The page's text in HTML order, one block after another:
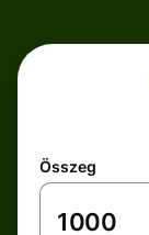
Összeg